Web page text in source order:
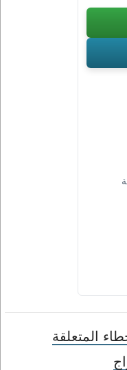
أخطاء النساء 3 الأخطاء المتعلقة